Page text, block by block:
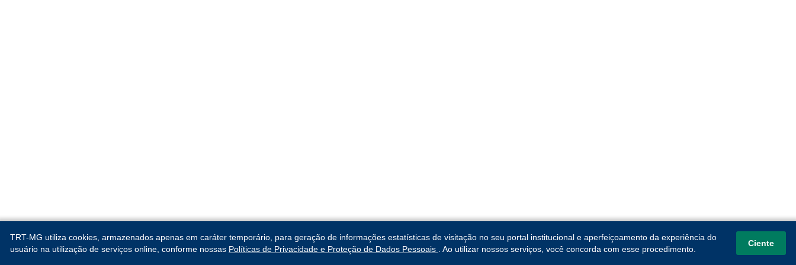
CORREGEDORIA
TRT-MG utiliza cookies, armazenados apenas em caráter temporário, para geração de informações estatísticas de visitação no seu portal institucional e aperfeiçoamento da experiência do
usuário na utilização de serviços online, conforme nossas Políticas de Privacidade e Proteção de Dados Pessoais . Ao utilizar nossos serviços, você concorda com esse procedimento.
Ciente